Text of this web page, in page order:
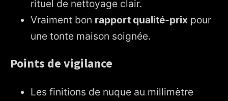
rituel de nettoyage clair.
Vraiment bon rapport qualité-prix pour
une tonte maison soignée.
Points de vigilance
Les finitions de nuque au millimètre